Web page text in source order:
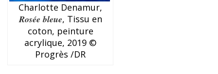
Charlotte Denamur,
Rosée bleue, Tissu en
coton, peinture
acrylique, 2019 ©
Progrès /DR